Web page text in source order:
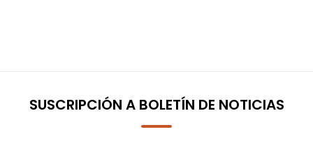
SUSCRIPCIÓN A BOLETÍN DE NOTICIAS